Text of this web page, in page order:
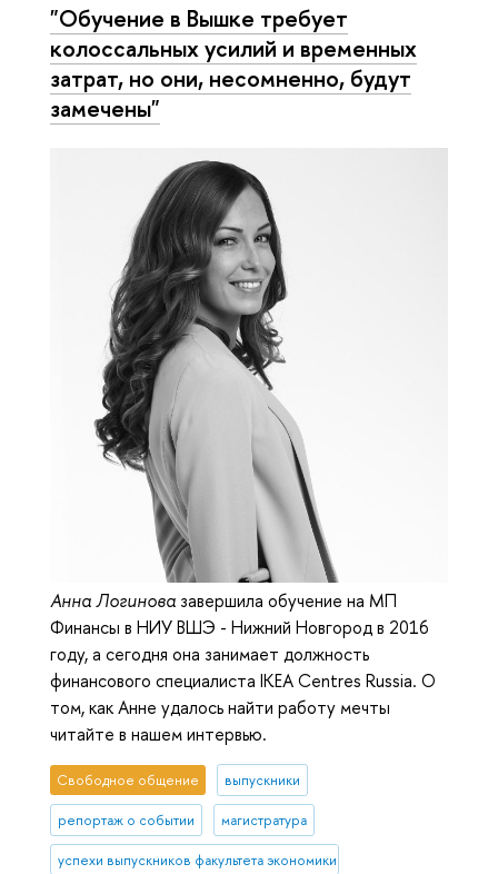
"Обучение в Вышке требует
колоссальных усилий и временных
затрат, но они, несомненно, будут
замечены"
Анна Логинова завершила обучение на МП
Финансы в НИУ ВШЭ - Нижний Новгород в 2016
году, а сегодня она занимает должность
финансового специалиста IKEA Centres Russia. О
том, как Анне удалось найти работу мечты
читайте в нашем интервью.
Свободное общение выпускники
репортаж о событии магистратура
успехи выпускников факультета экономики